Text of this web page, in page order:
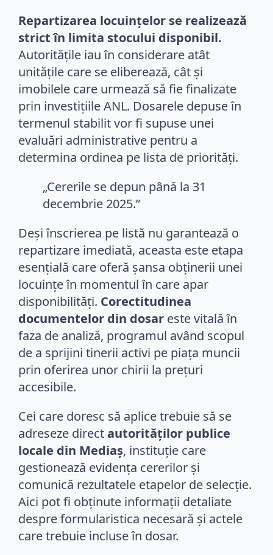
Repartizarea locuințelor se realizează
strict în limita stocului disponibil.
Autoritățile iau în considerare atât
unitățile care se eliberează, cât și
imobilele care urmează să fie finalizate
prin investițiile ANL. Dosarele depuse în
termenul stabilit vor fi supuse unei
evaluări administrative pentru a
determina ordinea pe lista de priorități.
„Cererile se depun până la 31
decembrie 2025.”
Deși înscrierea pe listă nu garantează o
repartizare imediată, aceasta este etapa
esențială care oferă șansa obținerii unei
locuințe în momentul în care apar
disponibilități. Corectitudinea
documentelor din dosar este vitală în
faza de analiză, programul având scopul
de a sprijini tinerii activi pe piața muncii
prin oferirea unor chirii la prețuri
accesibile.
Cei care doresc să aplice trebuie să se
adreseze directautorităților publice
locale din Mediaș, instituție care
gestionează evidența cererilor și
comunică rezultatele etapelor de selecție.
Aici pot fi obținute informații detaliate
despre formularistica necesară și actele
care trebuie incluse în dosar.